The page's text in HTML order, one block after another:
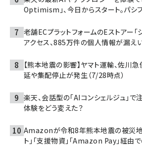
Optimism」、今日からスタート。パシ
老舗ECプラットフォームのEストアー「
アクセス、885万件の個人情報が漏え
【熊本地震の影響】ヤマト運輸、佐川
延や集配停止が発生（7/28時点）
楽天、会話型の「AIコンシェルジュ」
体験をどう変えた？
Amazonが令和8年熊本地震の被災地
ト」「支援物資」「Amazon Pay」経由